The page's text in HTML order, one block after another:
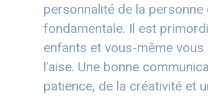
personnalité de la personne
fondamentale. Il est
enfants et vous-même vous
l’aise. Une bonne
patience, de la créativité et